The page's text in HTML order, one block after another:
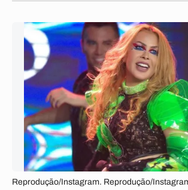
Reprodução/Instagram. Reprodução/